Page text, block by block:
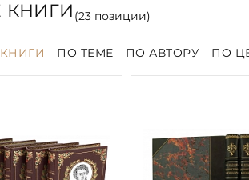
(23позиции)
ПО ТЕМЕ ПО АВТОРУ ПО